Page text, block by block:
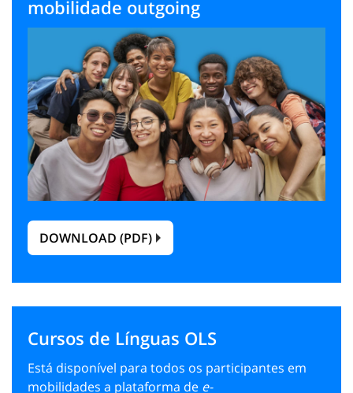
mobilidade outgoing
DOWNLOAD (PDF)
Cursos de Línguas OLS
Está disponível para todos os participantes em
mobilidades a plataforma de e-